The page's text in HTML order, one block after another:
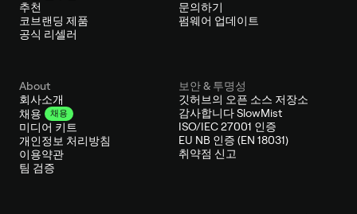
추천
코브랜딩 제품
공식 리셀러
문의하기
펌웨어 업데이트
About
회사소개
채용
채용
미디어 키트
개인정보 처리방침
이용약관
팀 검증
보안 & 투명성
깃허브의 오픈 소스 저장소
감사합니다 SlowMist
ISO/IEC 27001 인증
EU NB 인증 (EN 18031)
취약점 신고